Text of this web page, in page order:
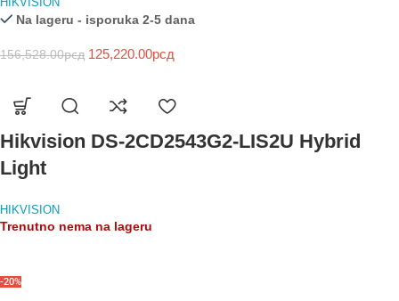
Na lageru - isporuka 2-5 dana
156,528.00рсд 125,220.00рсд
Hikvision DS-2CD2543G2-LIS2U Hybrid
Light
HIKVISION
Trenutno nema na lageru
-20%